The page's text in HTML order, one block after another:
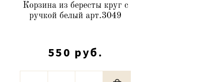
Корзина из бересты круг с
ручкой белый арт.3049
550 руб.